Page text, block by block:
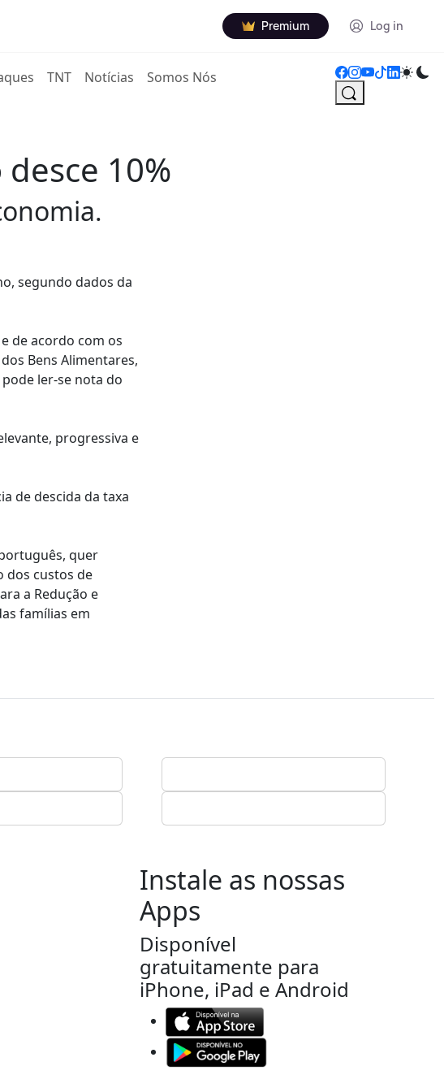
Premium Log in
TNT Notícias Somos Nós
10%
segundo dados da
de acordo com os
Bens Alimentares,
ler-se nota do
progressiva e
de descida da taxa
quer
dos custos de
a Redução e
famílias em
Instale as nossas
Apps
Disponível
gratuitamente para
iPhone, iPad e Android